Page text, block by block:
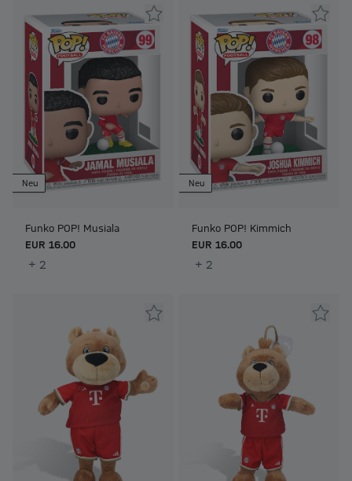
Neu
Funko POP! Musiala
EUR 16.00
+ 2
Neu
Funko POP! Kimmich
EUR 16.00
+ 2